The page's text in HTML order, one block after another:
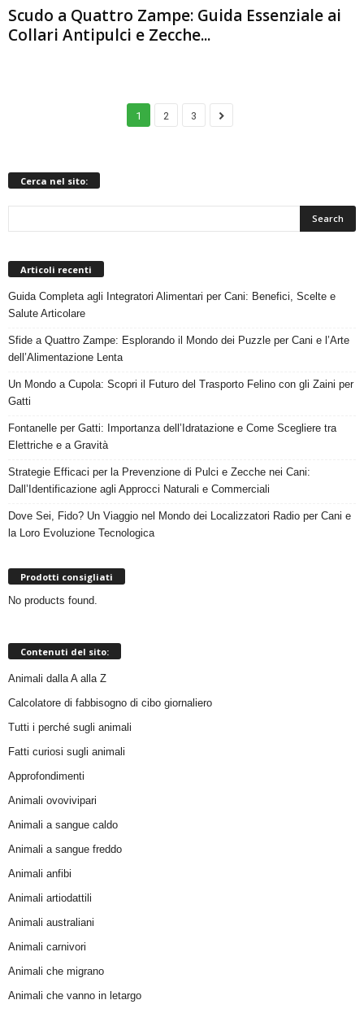
Scudo a Quattro Zampe: Guida Essenziale ai
Collari Antipulci e Zecche...
1 2 3
Cerca nel sito:
Articoli recenti
Guida Completa agli Integratori Alimentari per Cani: Benefici, Scelte e
Salute Articolare
Sfide a Quattro Zampe: Esplorando il Mondo dei Puzzle per Cani e l’Arte
dell’Alimentazione Lenta
Un Mondo a Cupola: Scopri il Futuro del Trasporto Felino con gli Zaini per
Gatti
Fontanelle per Gatti: Importanza dell’Idratazione e Come Scegliere tra
Elettriche e a Gravità
Strategie Efficaci per la Prevenzione di Pulci e Zecche nei Cani:
Dall’Identificazione agli Approcci Naturali e Commerciali
Dove Sei, Fido? Un Viaggio nel Mondo dei Localizzatori Radio per Cani e
la Loro Evoluzione Tecnologica
Prodotti consigliati
No products found.
Contenuti del sito:
Animali dalla A alla Z
Calcolatore di fabbisogno di cibo giornaliero
Tutti i perché sugli animali
Fatti curiosi sugli animali
Approfondimenti
Animali ovovivipari
Animali a sangue caldo
Animali a sangue freddo
Animali anfibi
Animali artiodattili
Animali australiani
Animali carnivori
Animali che migrano
Animali che vanno in letargo